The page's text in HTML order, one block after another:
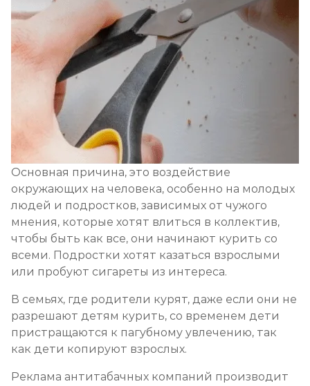
Основная причина, это воздействие
окружающих на человека, особенно на молодых
людей и подростков, зависимых от чужого
мнения, которые хотят влиться в коллектив,
чтобы быть как все, они начинают курить со
всеми. Подростки хотят казаться взрослыми
или пробуют сигареты из интереса.
В семьях, где родители курят, даже если они не
разрешают детям курить, со временем дети
пристращаются к пагубному увлечению, так
как дети копируют взрослых.
Реклама антитабачных компаний производит